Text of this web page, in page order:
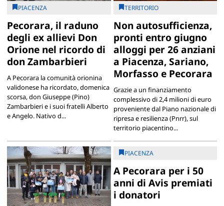
PIACENZA
Pecorara, il raduno
degli ex allievi Don
Orione nel ricordo di
don Zambarbieri
A Pecorara la comunità orionina
validonese ha ricordato, domenica
scorsa, don Giuseppe (Pino)
Zambarbieri e i suoi fratelli Alberto
e Angelo. Nativo d...
TERRITORIO
Non autosufficienza,
pronti entro giugno
alloggi per 26 anziani
a Piacenza, Sariano,
Morfasso e Pecorara
Grazie a un finanziamento
complessivo di 2,4 milioni di euro
proveniente dal Piano nazionale di
ripresa e resilienza (Pnrr), sul
territorio piacentino...
PIACENZA
A Pecorara per i 50
anni di Avis premiati
i donatori